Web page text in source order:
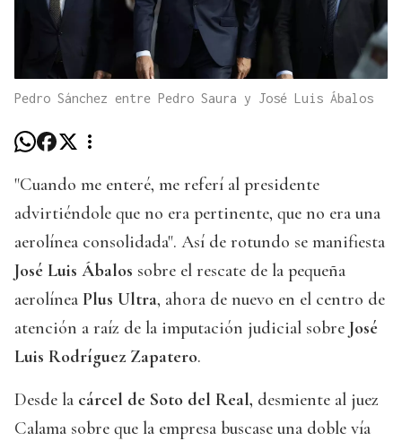
Pedro Sánchez entre Pedro Saura y José Luis Ábalos
"Cuando me enteré, me referí al presidente
advirtiéndole que no era pertinente, que no era una
aerolínea consolidada". Así de rotundo se manifiesta
José Luis Ábalos sobre el rescate de la pequeña
aerolínea Plus Ultra, ahora de nuevo en el centro de
atención a raíz de la imputación judicial sobre José
Luis Rodríguez Zapatero.
Desde la cárcel de Soto del Real, desmiente al juez
Calama sobre que la empresa buscase una doble vía